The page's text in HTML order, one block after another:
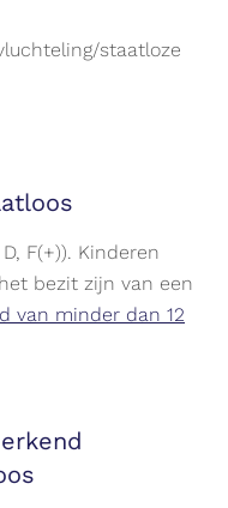
staatloze
F(+)). Kinderen
bezit zijn van een
van minder dan 12